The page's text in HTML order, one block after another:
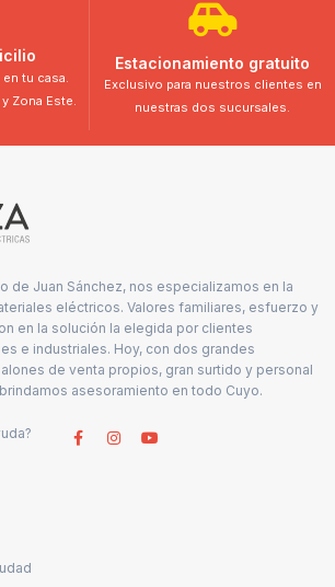
tu casa.
Zona Este.
Estacionamiento gratuito
Exclusivo para nuestros clientes en
nuestras dos sucursales.
de Juan Sánchez, nos especializamos en la
eléctricos. Valores familiares, esfuerzo y
en la solución la elegida por clientes
e industriales. Hoy, con dos grandes
de venta propios, gran surtido y personal
asesoramiento en todo Cuyo.